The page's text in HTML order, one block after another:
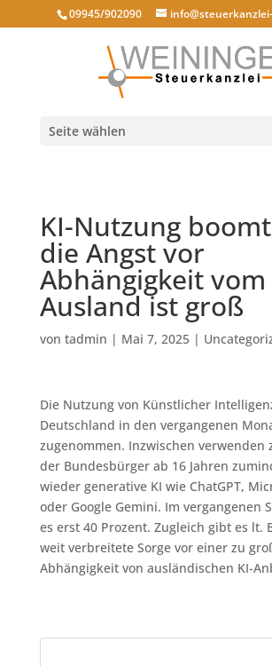
09945/902090
Seite wählen
KI-Nutzung
die Angst vor
Abhängigkeit vom
Ausland ist groß
von tadmin | Mai 7, 2025|
Die Nutzung von Künstlicher
Deutschland in den vergangenen
zugenommen. Inzwischen verwenden
der Bundesbürger ab 16 Jahren
wieder generative KI wie ChatGPT,
oder Google Gemini. Im vergangenen
es erst 40 Prozent. Zugleich gibt es lt.
weit verbreitete Sorge vor einer zu
Abhängigkeit von ausländischen KI-